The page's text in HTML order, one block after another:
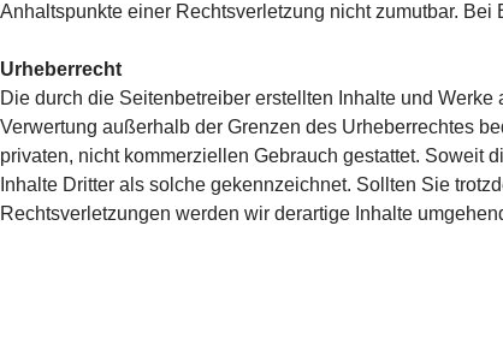
Anhaltspunkte einer Rechtsverletzung nicht zumutbar.
Urheberrecht
Die durch die Seitenbetreiber erstellten Inhalte und
Verwertung außerhalb der Grenzen des Urheberrechtes
privaten, nicht kommerziellen Gebrauch gestattet. Soweit
Inhalte Dritter als solche gekennzeichnet. Sollten Sie
Rechtsverletzungen werden wir derartige Inhalte